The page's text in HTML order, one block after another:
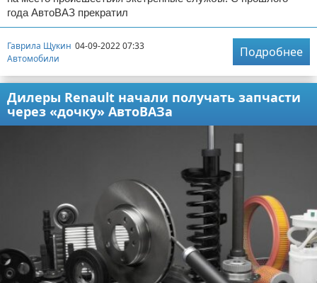
года АвтоВАЗ прекратил
Гаврила Щукин 04-09-2022 07:33
Автомобили
Подробнее
Дилеры Renault начали получать запчасти
через «дочку» АвтоВАЗа